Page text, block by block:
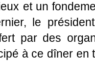
et un
le
par des
à ce dîner en